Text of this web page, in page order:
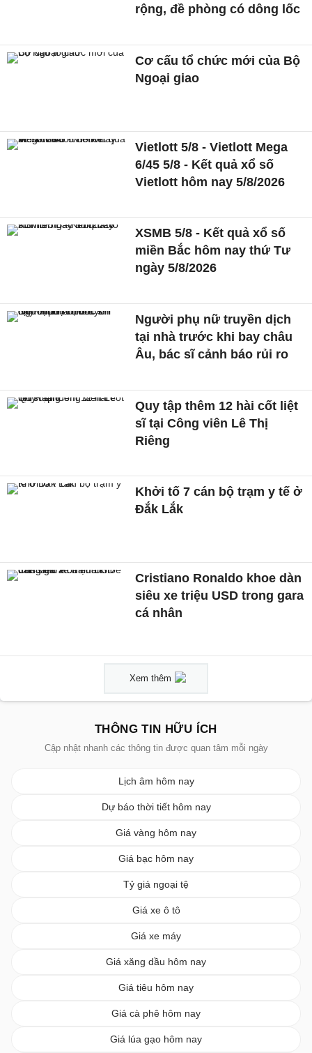
rộng, đề phòng có dông lốc
Cơ cấu tổ chức mới của Bộ
Ngoại giao
Vietlott 5/8 - Vietlott Mega
6/45 5/8 - Kết quả xổ số
Vietlott hôm nay 5/8/2026
XSMB 5/8 - Kết quả xổ số
miền Bắc hôm nay thứ Tư
ngày 5/8/2026
Người phụ nữ truyền dịch
tại nhà trước khi bay châu
Âu, bác sĩ cảnh báo rủi ro
Quy tập thêm 12 hài cốt liệt
sĩ tại Công viên Lê Thị
Riêng
Khởi tố 7 cán bộ trạm y tế ở
Đắk Lắk
Cristiano Ronaldo khoe dàn
siêu xe triệu USD trong gara
cá nhân
Xem thêm
THÔNG TIN HỮU ÍCH
Cập nhật nhanh các thông tin được quan tâm mỗi ngày
Lịch âm hôm nay
Dự báo thời tiết hôm nay
Giá vàng hôm nay
Giá bạc hôm nay
Tỷ giá ngoại tệ
Giá xe ô tô
Giá xe máy
Giá xăng dầu hôm nay
Giá tiêu hôm nay
Giá cà phê hôm nay
Giá lúa gạo hôm nay